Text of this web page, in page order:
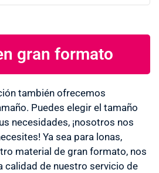
gran formato
también ofrecemos
Puedes elegir el tamaño
necesidades, ¡nosotros nos
Ya sea para lonas,
material de gran formato, nos
calidad de nuestro servicio de